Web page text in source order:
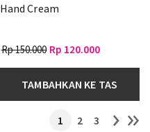
Hand Cream
Rp 150.000 Rp 120.000
TAMBAHKAN KE TAS
1 2 3